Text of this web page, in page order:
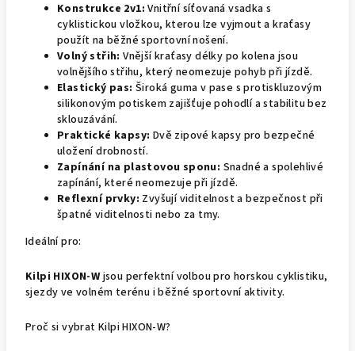
Konstrukce 2v1: Vnitřní síťovaná vsadka s
cyklistickou vložkou, kterou lze vyjmout a kraťasy
použít na běžné sportovní nošení.
Volný střih: Vnější kraťasy délky po kolena jsou
volnějšího střihu, který neomezuje pohyb při jízdě.
Elastický pas: Široká guma v pase s protiskluzovým
silikonovým potiskem zajišťuje pohodlí a stabilitu bez
sklouzávání.
Praktické kapsy: Dvě zipové kapsy pro bezpečné
uložení drobností.
Zapínání na plastovou sponu: Snadné a spolehlivé
zapínání, které neomezuje při jízdě.
Reflexní prvky: Zvyšují viditelnost a bezpečnost při
špatné viditelnosti nebo za tmy.
Ideální pro:
Kilpi HIXON-Wjsou perfektní volbou pro horskou cyklistiku,
sjezdy ve volném terénu i běžné sportovní aktivity.
Proč si vybrat Kilpi HIXON-W?